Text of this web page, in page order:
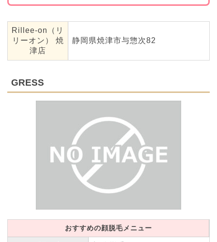
Rillee-on（リ
リーオン） 焼
津店
静岡県焼津市与惣次82
GRESS
おすすめの顔脱毛メニュー